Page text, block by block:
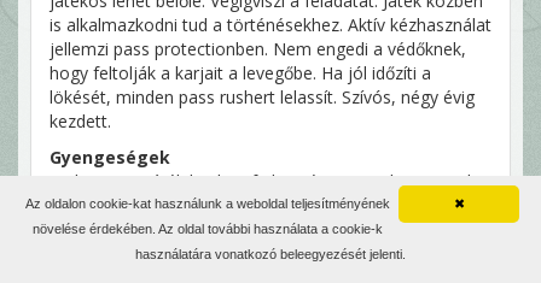
is alkalmazkodni tud a történésekhez. Aktív kézhasználat
jellemzi pass protectionben. Nem engedi a védőknek,
hogy feltolják a karjait a levegőbe. Ha jól időzíti a
lökését, minden pass rushert lelassít. Szívós, négy évig
kezdett.
Gyengeségek
Fizikai ereje játék közben fejlesztésre szorul. Nem tudja
felvenni a versenyt az igazán erőteljes védőkkel, könnyű
kimozdítani a helyéről. Ritka, hogy domináljon egy
párharcot. Hajlamos túlbiztosítani magát passzjátéknál.
✖
Az oldalon cookie-kat használunk a weboldal teljesítményének
növelése érdekében. Az oldal további használata a cookie-k
használatára vonatkozó beleegyezését jelenti.